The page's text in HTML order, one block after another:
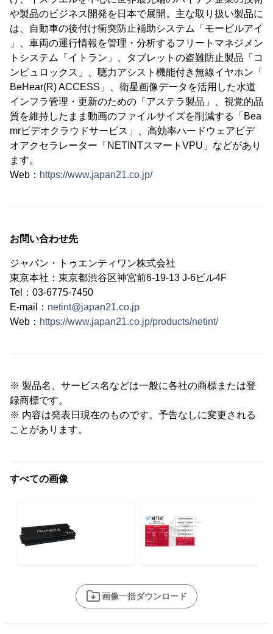
や製品のビジネス開発を日本で展開。主な取り扱い製品に
は、自動車の後付け衝突防止補助システム「モービルアイ
」、車両の運行情報を管理・分析するフリートマネジメン
トシステム「イトラン」、タブレットの盗難防止製品「コ
ンピュロックス」、聴力アシスト機能付き無線イヤホン「
BeHear(R) ACCESS」、衛星画像データを活用した水道
インフラ管理・更新のための「アステラ製品」、視覚的品
質を維持したまま動画のファイルサイズを削減する「Bea
mrビデオクラウドサービス」、高効率ハードウェアビデ
オアクセラレーター「NETINTスマートVPU」などがあり
ます。
Web： https://www.japan21.co.jp/
お問い合わせ先
ジャパン・トゥエンティワン株式会社
東京本社：東京都渋谷区神宮前6-19-13 J-6ビル4F
Tel：03-6775-7450
E-mail： netint@japan21.co.jp
Web： https://www.japan21.co.jp/products/netint/
※ 製品名、サービス名などは一般に各社の商標または登
録商標です。
※ 内容は発表日現在のものです。予告なしに変更される
ことがあります。
すべての画像
画像一括ダウンロード